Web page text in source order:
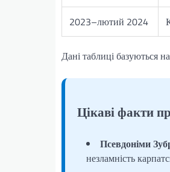
2023–лютий 2024
Дані таблиці базуються
Цікаві факти
Псевдоніми
незламність